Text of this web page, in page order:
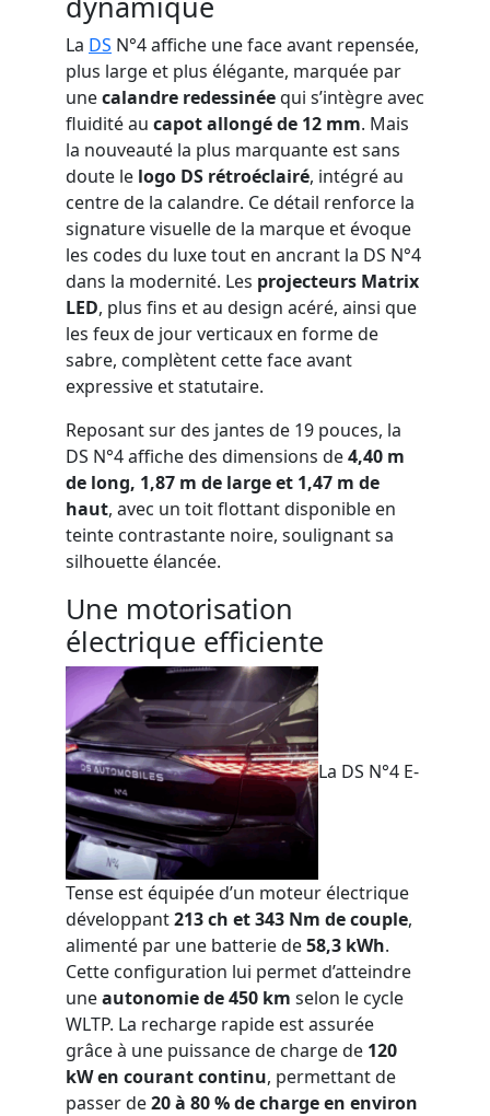
La DS N°4 affiche une face avant repensée,
plus large et plus élégante, marquée par
unecalandre redessinéequi s’intègre avec
fluidité au capot allongé de 12 mm. Mais
la nouveauté la plus marquante est sans
doute le logo DS rétroéclairé, intégré au
centre de la calandre. Ce détail renforce la
signature visuelle de la marque et évoque
les codes du luxe tout en ancrant la DS N°4
dans la modernité. Les projecteurs Matrix
LED, plus fins et au design acéré, ainsi que
les feux de jour verticaux en forme de
sabre, complètent cette face avant
expressive et statutaire.
Reposant sur des jantes de 19 pouces, la
DS N°4 affiche des dimensions de4,40 m
de long, 1,87 m de large et 1,47 m de
haut, avec un toit flottant disponible en
teinte contrastante noire, soulignant sa
silhouette élancée.
Une motorisation
électrique efficiente
La DS N°4 E-
Tense est équipée d’un moteur électrique
développant213 ch et 343 Nm de couple,
alimenté par une batterie de58,3 kWh.
Cette configuration lui permet d’atteindre
uneautonomie de 450 km selon le cycle
WLTP. La recharge rapide est assurée
grâce à une puissance de charge de 120
kW en courant continu, permettant de
passer de20 à 80 % de charge en environ